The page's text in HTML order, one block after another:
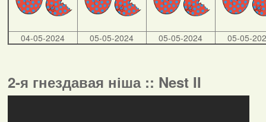
04-05-2024 05-05-2024 05-05-2024 05-05-
2-я гнездавая ніша :: Nest II